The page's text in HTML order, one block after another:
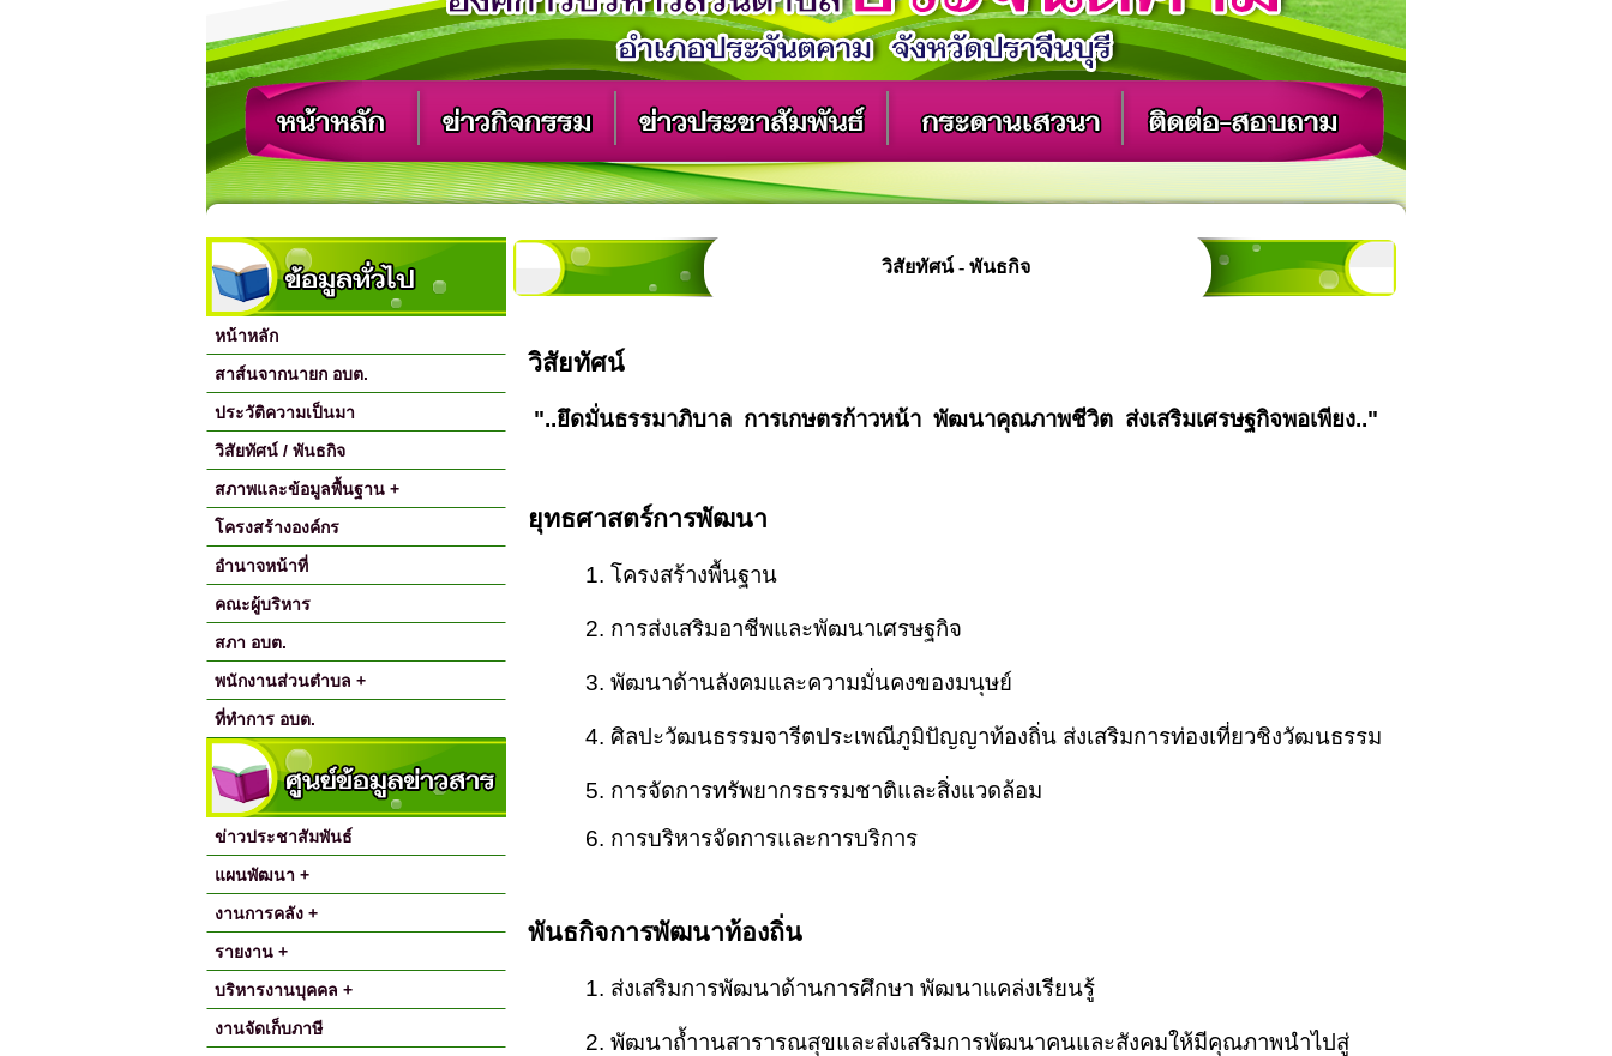
หน้าหลัก
สาส์นจากนายก อบต.
ประวัติความเป็นมา
วิสัยทัศน์ / พันธกิจ
สภาพและข้อมูลพื้นฐาน +
โครงสร้างองค์กร
อำนาจหน้าที่
คณะผู้บริหาร
สภา อบต.
พนักงานส่วนตำบล +
ที่ทำการ อบต.
ข่าวประชาสัมพันธ์
แผนพัฒนา +
งานการคลัง +
รายงาน +
บริหารงานบุคคล +
งานจัดเก็บภาษี
วิสัยทัศน์ - พันธกิจ
วิสัยทัศน์
"..ยึดมั่นธรรมาภิบาล การเกษตรก้าวหน้า พัฒนาคุณภาพชีวิต ส่งเสริมเศรษฐกิจพอเพียง.."
ยุทธศาสตร์การพัฒนา
1. โครงสร้างพื้นฐาน
2. การส่งเสริมอาชีพและพัฒนาเศรษฐกิจ
3. พัฒนาด้านลังคมและความมั่นคงของมนุษย์
4. ศิลปะวัฒนธรรมจารีตประเพณีภูมิปัญญาท้องถิ่น ส่งเสริมการท่องเที่ยวชิงวัฒนธรรม
5. การจัดการทรัพยากรธรรมชาติและสิ่งแวดล้อม
6. การบริหารจัดการและการบริการ
พันธกิจการพัฒนาท้องถิ่น
1. ส่งเสริมการพัฒนาด้านการศึกษา พัฒนาแคล่งเรียนรู้
2. พัฒนาถ้ำานสารารณสุขและส่งเสริมการพัฒนาคนและสังคมให้มีคุณภาพนำไปสู่